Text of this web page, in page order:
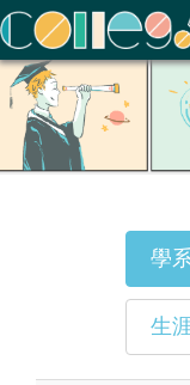
ColleGo! 大學選才與
學
生